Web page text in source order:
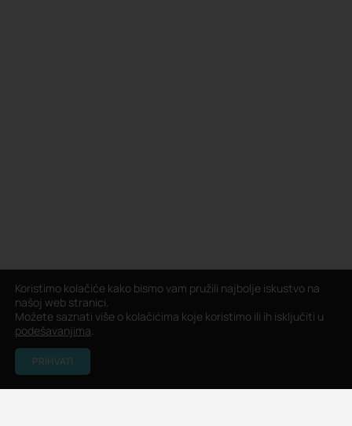
Koristimo kolačiće kako bismo vam pružili najbolje iskustvo na
našoj web stranici.
Možete saznati više o kolačićima koje koristimo ili ih isključiti u
podešavanjima.
PRIHVATI